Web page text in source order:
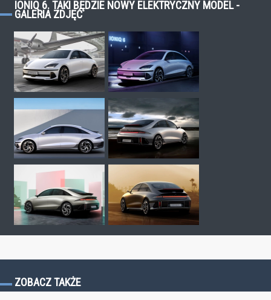
IONIQ 6. TAKI BĘDZIE NOWY ELEKTRYCZNY MODEL -
GALERIA ZDJĘĆ
ZOBACZ TAKŻE